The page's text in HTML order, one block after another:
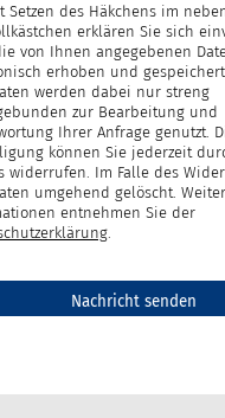
Setzen des Häkchens im
erklären Sie sich
von Ihnen angegebenen
erhoben und gespeichert
werden dabei nur streng
zur Bearbeitung und
Ihrer Anfrage genutzt.
können Sie jederzeit
widerrufen. Im Falle des
umgehend gelöscht.
entnehmen Sie der